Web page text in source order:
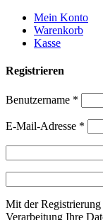
Weiter
zum
Inhalt
Mein Konto
Warenkorb
Kasse
Registrieren
Benutzername *
E-Mail-Adresse *
Mit der Registrierung
Verarbeitung Ihre